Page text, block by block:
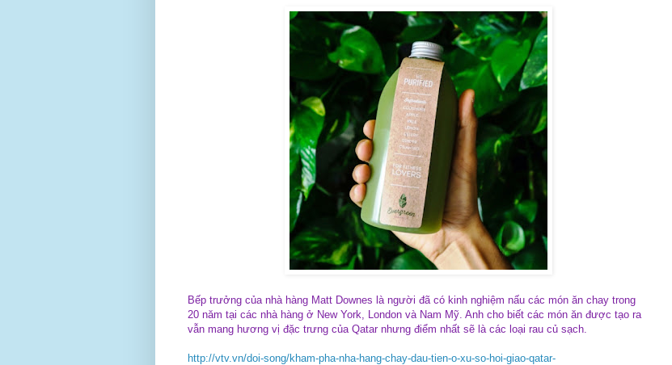
Bếp trưởng của nhà hàng Matt Downes là người đã có kinh nghiệm nấu các món ăn chay trong
20 năm tại các nhà hàng ở New York, London và Nam Mỹ. Anh cho biết các món ăn được tạo ra
vẫn mang hương vị đặc trưng của Qatar nhưng điểm nhất sẽ là các loại rau củ sạch.
http://vtv.vn/doi-song/kham-pha-nha-hang-chay-dau-tien-o-xu-so-hoi-giao-qatar-